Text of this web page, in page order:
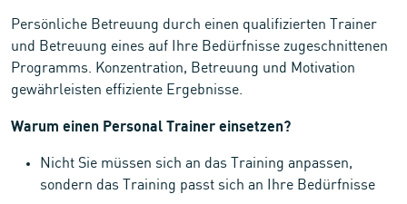
Persönliche Betreuung durch einen qualifizierten Trainer
und Betreuung eines auf Ihre Bedürfnisse zugeschnittenen
Programms. Konzentration, Betreuung und Motivation
gewährleisten effiziente Ergebnisse.
Warum einen Personal Trainer einsetzen?
Nicht Sie müssen sich an das Training anpassen,
sondern das Training passt sich an Ihre Bedürfnisse